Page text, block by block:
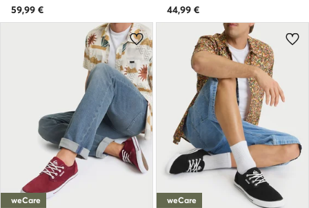
59,99 €
44,99 €
weCare weCare